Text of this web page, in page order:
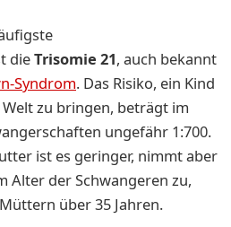
dieTrisomie 21, auch bekannt
Syndrom. Das Risiko, ein Kind
zu bringen, beträgt im
ungefähr 1:700.
ist es geringer, nimmt aber
Alter der Schwangeren zu,
über 35 Jahren.